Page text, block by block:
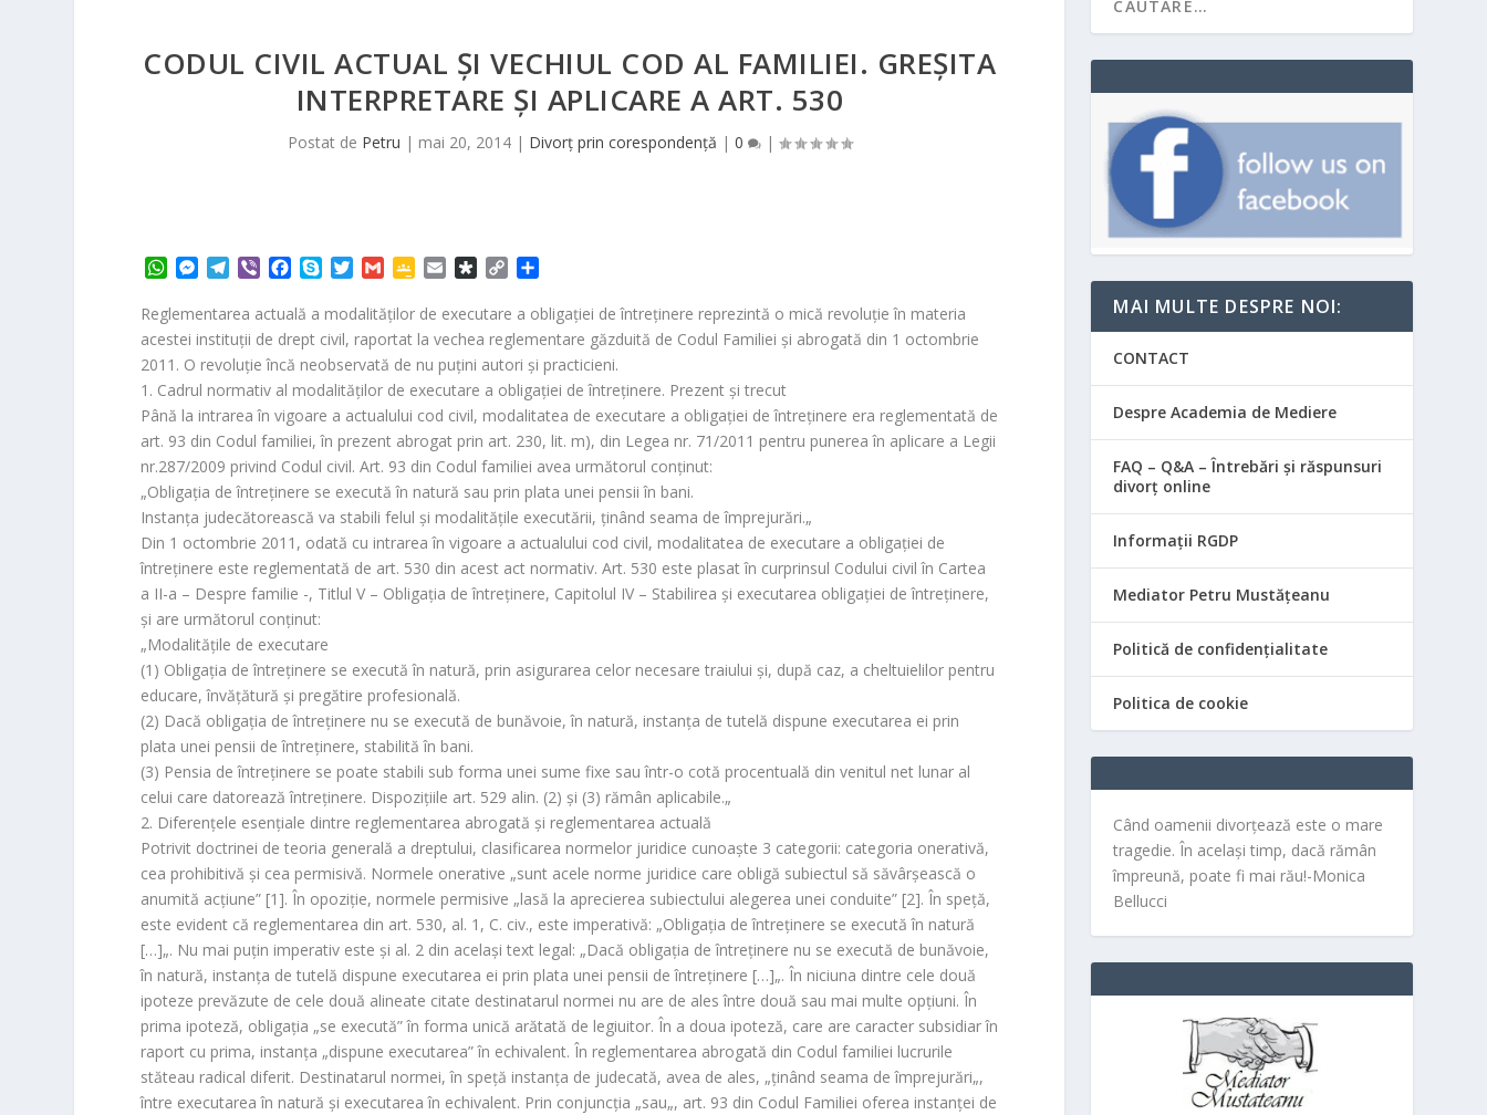
CODUL CIVIL ACTUAL ŞI VECHIUL COD AL FAMILIEI. GREŞITA
INTERPRETARE ŞI APLICARE A ART. 530
Postat de Petru | mai 20, 2014| Divorț prin corespondență | 0 |
W
a
t
s
A
p
p
M
s
s
e
n
g
e
r
T
l
e
g
r
a
m
V
b
e
r
c
e
b
o
o
k
y
p
e
T
i
t
t
e
r
G
a
i
l
G
o
g
l
e
C
l
a
s
s
r
o
o
m
a
i
l
D
a
s
p
o
r
a
p
y
L
i
n
k
r
t
a
e
a
z
ă
Reglementarea actuală a modalităţilor de executare a obligaţiei de întreţinere reprezintă o mică revoluţie în materia
acestei instituţii de drept civil, raportat la vechea reglementare găzduită de Codul Familiei şi abrogată din 1 octombrie
2011. O revoluţie încă neobservată de nu puţini autori şi practicieni.
1. Cadrul normativ al modalităţilor de executare a obligaţiei de întreţinere. Prezent şi trecut
Până la intrarea în vigoare a actualului cod civil, modalitatea de executare a obligaţiei de întreţinere era reglementată de
art. 93 din Codul familiei, în prezent abrogat prin art. 230, lit. m), din Legea nr. 71/2011 pentru punerea în aplicare a Legii
nr.287/2009 privind Codul civil. Art. 93 din Codul familiei avea următorul conţinut:
„Obligaţia de întreţinere se execută în natură sau prin plata unei pensii în bani.
Instanţa judecătorească va stabili felul şi modalităţile executării, ţinând seama de împrejurări.„
Din 1 octombrie 2011, odată cu intrarea în vigoare a actualului cod civil, modalitatea de executare a obligaţiei de
întreţinere este reglementată de art. 530 din acest act normativ. Art. 530 este plasat în curprinsul Codului civil în Cartea
a II-a – Despre familie -, Titlul V – Obligaţia de întreţinere, Capitolul IV – Stabilirea şi executarea obligaţiei de întreţinere,
şi are următorul conţinut:
„Modalităţile de executare
(1) Obligaţia de întreţinere se execută în natură, prin asigurarea celor necesare traiului şi, după caz, a cheltuielilor pentru
educare, învăţătură şi pregătire profesională.
(2) Dacă obligaţia de întreţinere nu se execută de bunăvoie, în natură, instanţa de tutelă dispune executarea ei prin
plata unei pensii de întreţinere, stabilită în bani.
(3) Pensia de întreţinere se poate stabili sub forma unei sume fixe sau într-o cotă procentuală din venitul net lunar al
celui care datorează întreţinere. Dispoziţiile art. 529 alin. (2) şi (3) rămân aplicabile.„
2. Diferenţele esenţiale dintre reglementarea abrogată şi reglementarea actuală
Potrivit doctrinei de teoria generală a dreptului, clasificarea normelor juridice cunoaşte 3 categorii: categoria onerativă,
cea prohibitivă şi cea permisivă. Normele onerative „sunt acele norme juridice care obligă subiectul să săvârşească o
anumită acţiune” [1]. În opoziţie, normele permisive „lasă la aprecierea subiectului alegerea unei conduite” [2]. În speţă,
este evident că reglementarea din art. 530, al. 1, C. civ., este imperativă: „Obligaţia de întreţinere se execută în natură
[…]„. Nu mai puţin imperativ este şi al. 2 din acelaşi text legal: „Dacă obligaţia de întreţinere nu se execută de bunăvoie,
în natură, instanţa de tutelă dispune executarea ei prin plata unei pensii de întreţinere […]„. În niciuna dintre cele două
ipoteze prevăzute de cele două alineate citate destinatarul normei nu are de ales între două sau mai multe opţiuni. În
prima ipoteză, obligaţia „se execută” în forma unică arătată de legiuitor. În a doua ipoteză, care are caracter subsidiar în
raport cu prima, instanţa „dispune executarea” în echivalent. În reglementarea abrogată din Codul familiei lucrurile
stăteau radical diferit. Destinatarul normei, în speţă instanţa de judecată, avea de ales, „ţinând seama de împrejurări„,
între executarea în natură şi executarea în echivalent. Prin conjuncţia „sau„, art. 93 din Codul Familiei oferea instanţei de
MAI MULTE DESPRE NOI:
CONTACT
Despre Academia de Mediere
FAQ – Q&A – Întrebări și răspunsuri
divorț online
Informații RGDP
Mediator Petru Mustățeanu
Politică de confidențialitate
Politica de cookie
Când oamenii divorțează este o mare
tragedie. În același timp, dacă rămân
împreună, poate fi mai rău!-Monica
Bellucci